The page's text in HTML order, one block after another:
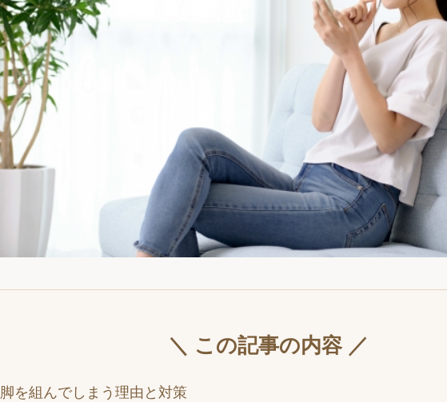
＼ この記事の内容 ／
脚を組んでしまう理由と対策